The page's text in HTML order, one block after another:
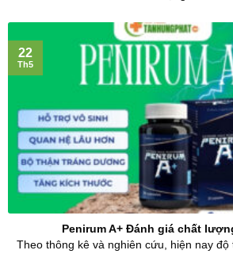
Penirum A+ Đánh giá chất
Theo thông kê và nghiên cứu, hiện nay
22
Th5